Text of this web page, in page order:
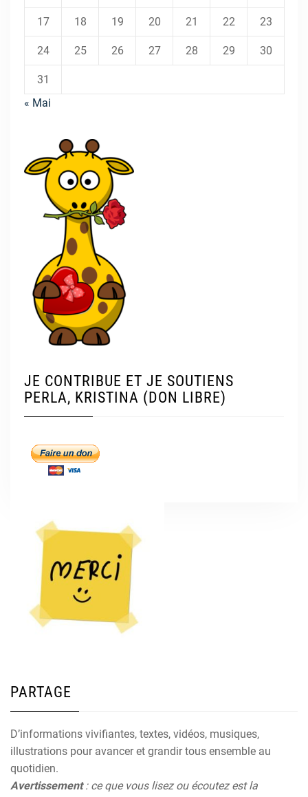
17 18 19 20 21 22 23
24 25 26 27 28 29 30
31
« Mai
JE CONTRIBUE ET JE SOUTIENS
PERLA, KRISTINA (DON LIBRE)
PARTAGE
D’informations vivifiantes, textes, vidéos, musiques,
illustrations pour avancer et grandir tous ensemble au
quotidien.
Avertissement: ce que vous lisez ou écoutez est la